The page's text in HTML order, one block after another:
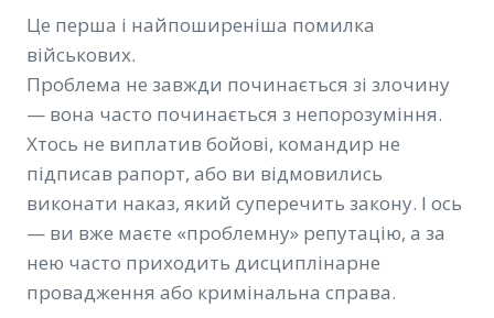
Це перша і найпоширеніша помилка
військових.
Проблема не завжди починається зі злочину
— вона часто починається з непорозуміння.
Хтось не виплатив бойові, командир не
підписав рапорт, або ви відмовились
виконати наказ, який суперечить закону. І ось
— ви вже маєте «проблемну» репутацію, а за
нею часто приходить дисциплінарне
провадження або кримінальна справа.